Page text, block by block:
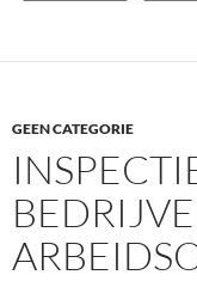
GEEN CATEGORIE